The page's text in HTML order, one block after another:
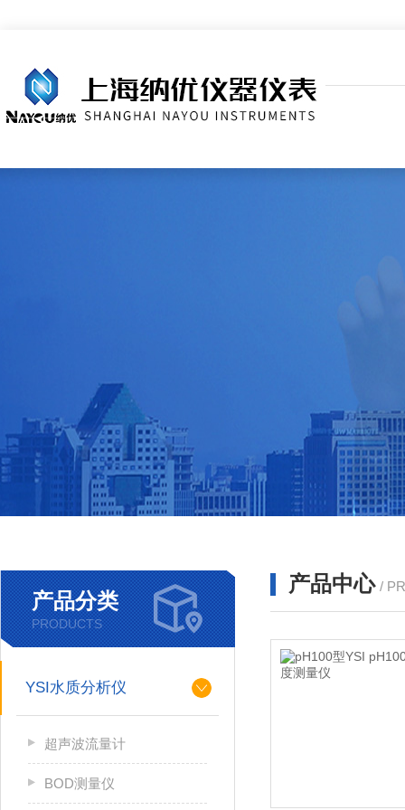
产品分类
PRODUCTS
YSI水质分析仪
超声波流量计
BOD测量仪
产品中心 /